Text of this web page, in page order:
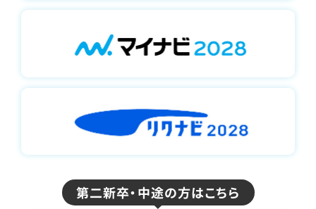
第二新卒・中途の⽅はこちら